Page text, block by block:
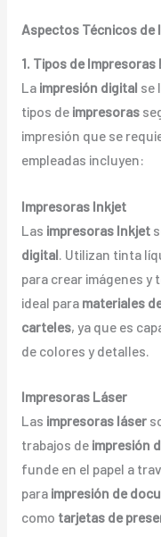
Aspectos Técnicos de
1. Tipos de
La impresión digital se
tipos de impresoras
impresión que se
empleadas incluyen:
Impresoras Inkjet
Las impresoras Inkjet
digital . Utilizan tinta
para crear imágenes y
ideal para materiales
carteles, ya que es
de colores y detalles.
Impresoras Láser
Las impresoras láser
trabajos de impresión
funde en el papel a
para impresión de
como tarjetas de